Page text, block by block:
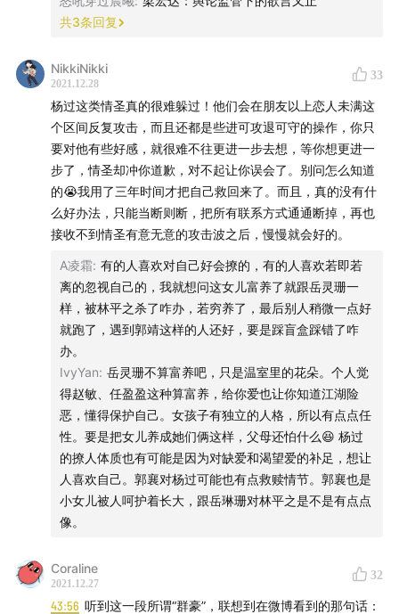
共3条回复
NikkiNikki
2021.12.28
33
杨过这类情圣真的很难躲过！他们会在朋友以上恋人未满这
个区间反复攻击，而且还都是些进可攻退可守的操作，你只
要对他有些好感，就很难不往更进一步去想，等你想更进一
步了，情圣却冲你道歉，对不起让你误会了。别问怎么知道
的😭我用了三年时间才把自己救回来了。而且，真的没有什
么好办法，只能当断则断，把所有联系方式通通断掉，再也
接收不到情圣有意无意的攻击波之后，慢慢就会好的。
A凌霜: 有的人喜欢对自己好会撩的，有的人喜欢若即若
离的忽视自己的，我就想问这女儿富养了就跟岳灵珊一
样，被林平之杀了咋办，若穷养了，最后别人稍微一点好
就跑了，遇到郭靖这样的人还好，要是踩盲盒踩错了咋
办。
IvyYan: 岳灵珊不算富养吧，只是温室里的花朵。个人觉
得赵敏、任盈盈这种算富养，给你爱也让你知道江湖险
恶，懂得保护自己。女孩子有独立的人格，所以有点点任
性。要是把女儿养成她们俩这样，父母还怕什么😆 杨过
的撩人体质也有可能是因为对缺爱和渴望爱的补足，想让
人喜欢自己。郭襄对杨过可能也有点救赎情节。郭襄也是
小女儿被人呵护着长大，跟岳琳珊对林平之是不是有点点
像。
Coraline
2021.12.27
32
43:56 听到这一段所谓“群豪”，联想到在微博看到的那句话：